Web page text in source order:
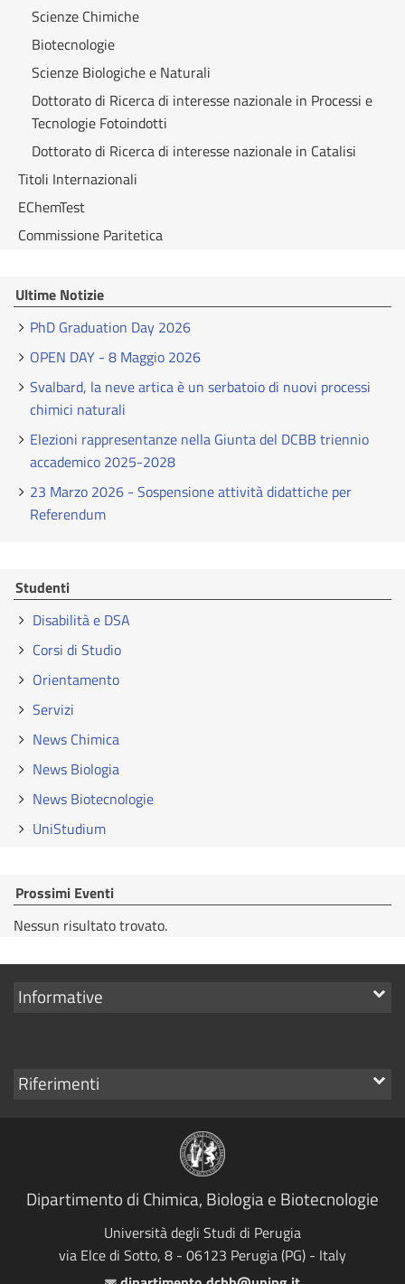
Scienze Chimiche
Biotecnologie
Scienze Biologiche e Naturali
Dottorato di Ricerca di interesse nazionale in Processi e
Tecnologie Fotoindotti
Dottorato di Ricerca di interesse nazionale in Catalisi
Titoli Internazionali
EChemTest
Commissione Paritetica
Ultime Notizie
PhD Graduation Day 2026
OPEN DAY - 8 Maggio 2026
Svalbard, la neve artica è un serbatoio di nuovi processi
chimici naturali
Elezioni rappresentanze nella Giunta del DCBB triennio
accademico 2025-2028
23 Marzo 2026 - Sospensione attività didattiche per
Referendum
Studenti
Disabilità e DSA
Corsi di Studio
Orientamento
Servizi
News Chimica
News Biologia
News Biotecnologie
UniStudium
Prossimi Eventi
Nessun risultato trovato.
Mostra
Informative
Mostra
Riferimenti
Dipartimento di Chimica, Biologia e Biotecnologie
Università degli Studi di Perugia
via Elce di Sotto, 8 - 06123 Perugia (PG) - Italy